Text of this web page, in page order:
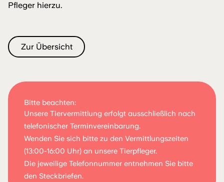
Pfleger hierzu.
Zur Übersicht
Bitte beachten:
Unsere Tiervermittlung erfolgt ausschließlich nach
telefonischer Terminvereinbarung.
Wenden Sie sich bitte zu den Vermittlungszeiten
(13:00-16:00 Uhr) an unsere Tierpfleger.
Die jeweilige Telefonnummer entnehmen Sie bitte
den Steckbriefen.